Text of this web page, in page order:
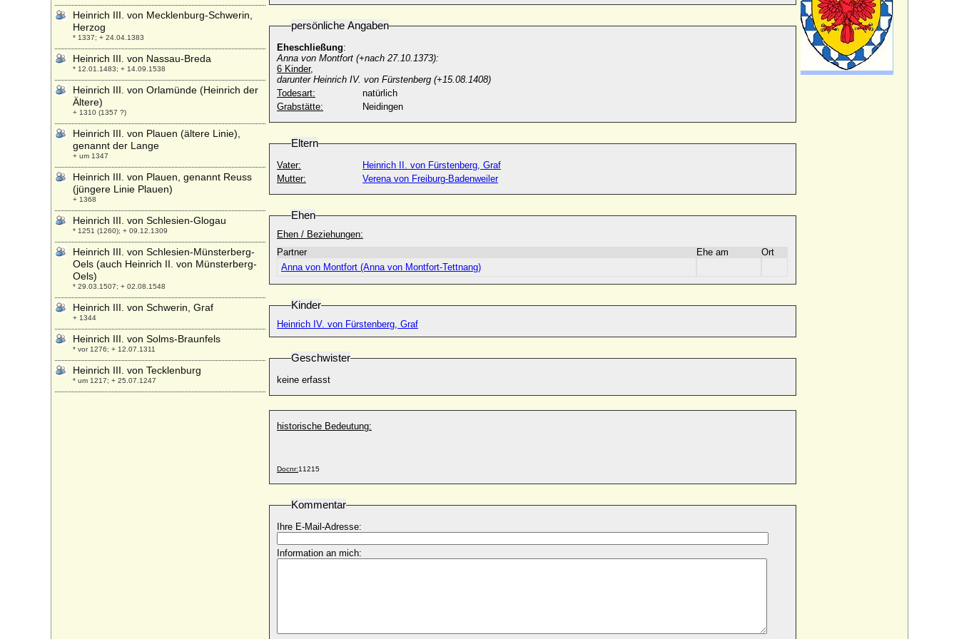
persönliche Angaben
Eheschließung:
Anna von Montfort (+nach 27.10.1373):
6 Kinder,
darunter Heinrich IV. von Fürstenberg (+15.08.1408)
Todesart:
natürlich
Grabstätte:
Neidingen
Eltern
Vater:
Heinrich II. von Fürstenberg, Graf
Mutter:
Verena von Freiburg-Badenweiler
Ehen
Ehen / Beziehungen:
Partner
Ehe am
Ort
Anna von Montfort (Anna von Montfort-Tettnang)
Kinder
Heinrich IV. von Fürstenberg, Graf
Geschwister
keine erfasst
historische Bedeutung:
Docnr:11215
Kommentar
Ihre E-Mail-Adresse:
Information an mich:
Heinrich III. von Mecklenburg-Schwerin,
Herzog
* 1337; + 24.04.1383
Heinrich III. von Nassau-Breda
* 12.01.1483; + 14.09.1538
Heinrich III. von Orlamünde (Heinrich der
Ältere)
+ 1310 (1357 ?)
Heinrich III. von Plauen (ältere Linie),
genannt der Lange
+ um 1347
Heinrich III. von Plauen, genannt Reuss
(jüngere Linie Plauen)
+ 1368
Heinrich III. von Schlesien-Glogau
* 1251 (1260); + 09.12.1309
Heinrich III. von Schlesien-Münsterberg-
Oels (auch Heinrich II. von Münsterberg-
Oels)
* 29.03.1507; + 02.08.1548
Heinrich III. von Schwerin, Graf
+ 1344
Heinrich III. von Solms-Braunfels
* vor 1276; + 12.07.1311
Heinrich III. von Tecklenburg
* um 1217; + 25.07.1247